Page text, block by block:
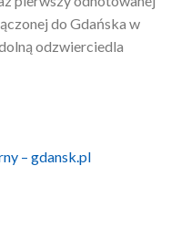
do Gdańska w
odzwierciedla
– gdansk.pl